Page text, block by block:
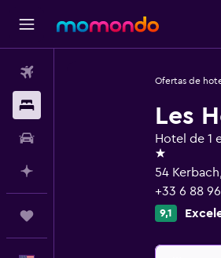
Ofertas de
Les
Hotel de 1
1 estrella
54
+33 6 88
9,1